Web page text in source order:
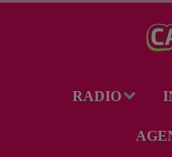
RADIO